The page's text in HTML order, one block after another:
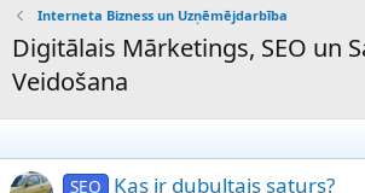
Interneta Bizness un Uzņēmējdarbība
Digitālais Mārketings, SEO un
Veidošana
SEO Kas ir dubultais saturs?